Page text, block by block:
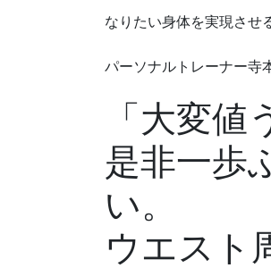
なりたい身体を実現させ
パーソナルトレーナー寺
「大変値
是非一歩
い。
ウエスト